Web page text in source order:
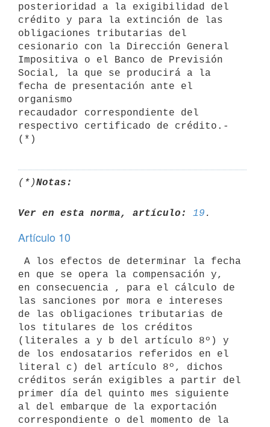
posterioridad a la exigibilidad del
crédito y para la extinción de las
obligaciones tributarias del
cesionario con la Dirección General
Impositiva o el Banco de Previsión
Social, la que se producirá a la
fecha de presentación ante el
organismo
recaudador correspondiente del
respectivo certificado de crédito.-
(*)Notas:
Ver en esta norma, artículo: 19
Artículo 10
en que se opera la compensación y,
en consecuencia , para el cálculo de
las sanciones por mora e intereses
de las obligaciones tributarias de
los titulares de los créditos
(literales a y b del artículo 8º) y
de los endosatarios referidos en el
literal c) del artículo 8º, dichos
créditos serán exigibles a partir del
primer día del quinto mes siguiente
al del embarque de la exportación
correspondiente o del momento de la